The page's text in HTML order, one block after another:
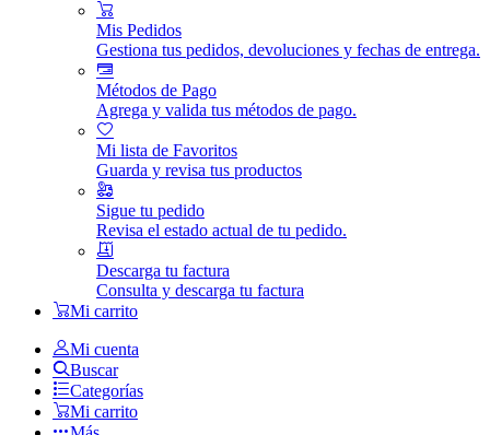
Mis Pedidos
Gestiona tus pedidos, devoluciones y fechas de entrega.
Métodos de Pago
Agrega y valida tus métodos de pago.
Mi lista de Favoritos
Guarda y revisa tus productos
Sigue tu pedido
Revisa el estado actual de tu pedido.
Descarga tu factura
Consulta y descarga tu factura
Mi carrito
Mi cuenta
Buscar
Categorías
Mi carrito